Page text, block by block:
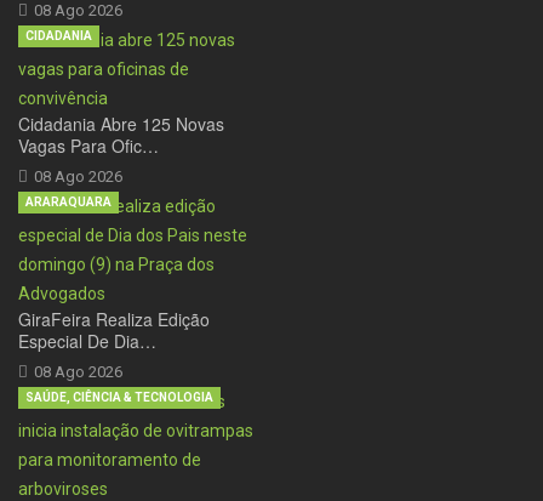
08 Ago 2026
Cidadania Abre 125 Novas
Vagas Para Ofic…
08 Ago 2026
CIDADANIA
GiraFeira Realiza Edição
Especial De Dia…
08 Ago 2026
ARARAQUARA
SAÚDE, CIÊNCIA & TECNOLOGIA